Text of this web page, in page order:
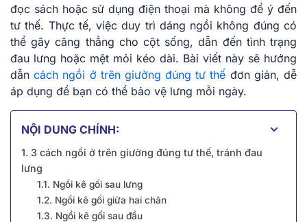
đọc sách hoặc sử dụng điện thoại mà không để ý đến
tư thế. Thực tế, việc duy trì dáng ngồi không đúng có
thể gây căng thẳng cho cột sống, dẫn đến tình trạng
đau lưng hoặc mệt mỏi kéo dài. Bài viết này sẽ hướng
dẫncách ngồi ở trên giường đúng tư thế đơn giản, dễ
áp dụng để bạn có thể bảo vệ lưng mỗi ngày.
NỘI DUNG CHÍNH:
1. 3 cách ngồi ở trên giường đúng tư thế, tránh đau
lưng
1.1. Ngồi kê gối sau lưng
1.2. Ngồi kê gối giữa hai chân
1.3. Ngồi kê gối sau đầu